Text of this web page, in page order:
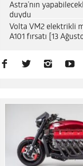
Astra’nın
duydu
Volta VM2 elektrikli
A101 fırsatı [13